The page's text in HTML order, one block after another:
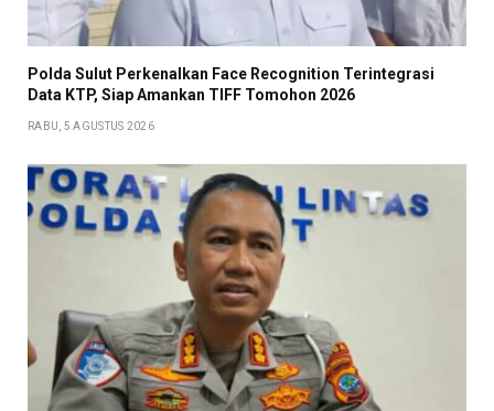
Polda Sulut Perkenalkan Face Recognition Terintegrasi
Data KTP, Siap Amankan TIFF Tomohon 2026
RABU, 5 AGUSTUS 2026